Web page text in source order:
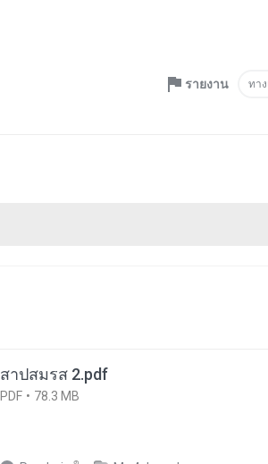
รายงาน ทา
สาปสมรส 2.pdf
PDF 78.3 MB